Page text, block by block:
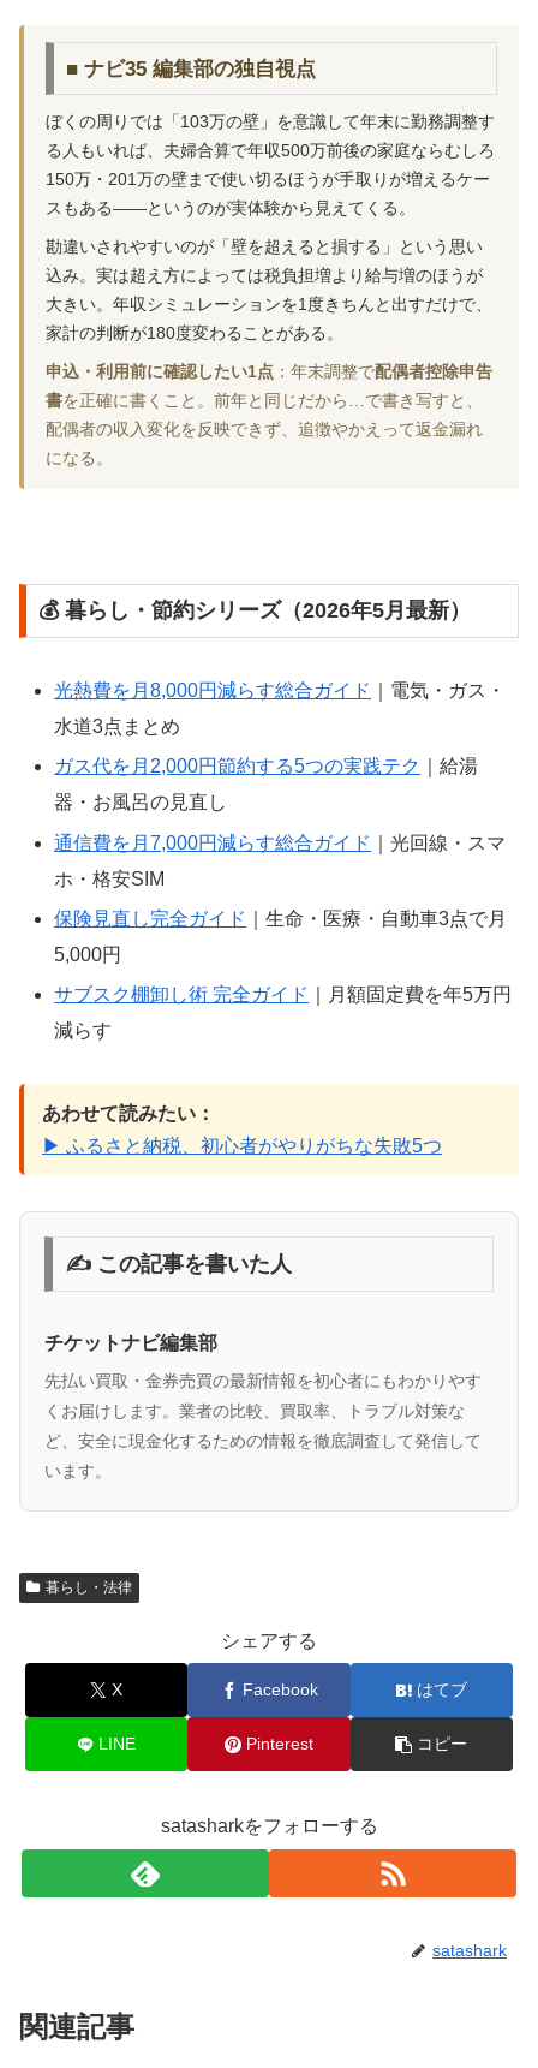
■ ナビ35 編集部の独自視点
ぼくの周りでは「103万の壁」を意識して年末に勤務調整す
る人もいれば、夫婦合算で年収500万前後の家庭ならむしろ
150万・201万の壁まで使い切るほうが手取りが増えるケー
スもある——というのが実体験から見えてくる。
勘違いされやすいのが「壁を超えると損する」という思い
込み。実は超え方によっては税負担増より給与増のほうが
大きい。年収シミュレーションを1度きちんと出すだけで、
家計の判断が180度変わることがある。
申込・利用前に確認したい1点 ：年末調整で配偶者控除申告
書を正確に書くこと。前年と同じだから…で書き写すと、
配偶者の収入変化を反映できず、追徴やかえって返金漏れ
になる。
💰 暮らし・節約シリーズ（2026年5月最新）
光熱費を月8,000円減らす総合ガイド
｜電気・ガス・
水道3点まとめ
ガス代を月2,000円節約する5つの実践テク
｜給湯
器・お風呂の見直し
通信費を月7,000円減らす総合ガイド
｜光回線・スマ
ホ・格安SIM
保険見直し完全ガイド
｜生命・医療・自動車3点で月
5,000円
サブスク棚卸し術 完全ガイド
｜月額固定費を年5万円
減らす
あわせて読みたい：
▶ ふるさと納税、初心者がやりがちな失敗5つ
✍️ この記事を書いた人
チケットナビ編集部
先払い買取・金券売買の最新情報を初心者にもわかりやす
くお届けします。業者の比較、買取率、トラブル対策な
ど、安全に現金化するための情報を徹底調査して発信して
います。
暮らし・法律
シェアする
X Facebook はてブ
LINE Pinterest コピー
satasharkをフォローする
satashark
関連記事